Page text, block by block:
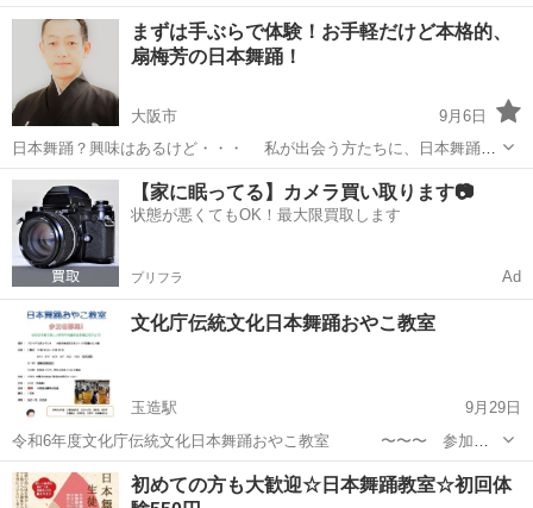
に指導致します。時間も相談可なので、お勤め帰りにも対応します。
無料体験の連絡からどうぞ！ 楽しく踊ってみませんか？
https://www.yonesh...
大阪 大阪市 野田駅 日本舞踊 藤間流
まずは手ぶらで体験！お手軽だけど本格的、
扇梅芳の日本舞踊！
大阪市
9月6日
日本舞踊？興味はあるけど・・・ 私が出会う方たちに、日本舞踊ど
うですか？と尋ねると、皆さん声をそろえて「ん～、興味はあるけ
ど・・・なんか敷居が高そう」ほとんどの方が、このようにおっしゃ
います。 「なんのなんの、...
大阪 大阪市 日本舞踊 敷居
【家に眠ってる】カメラ買い取ります📷
状態が悪くてもOK！最大限買取します
プリフラ Ad
文化庁伝統文化日本舞踊おやこ教室
玉造駅
9月29日
令和6年度文化庁伝統文化日本舞踊おやこ教室 〜〜〜 参加者
募集 〜〜〜 場所 フロイデ玉造スタジオ6階 大阪市東成
区玉津2-1-27彩貴ビル 日時 土曜日 10時30分〜12時30分 ...
大阪 大阪市 玉造駅 日本舞踊 伝統文化
初めての方も大歓迎☆日本舞踊教室☆初回体